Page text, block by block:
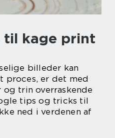
til kage print
billeder kan
proces, er det med
trin overraskende
tips og tricks til
ned i verdenen af